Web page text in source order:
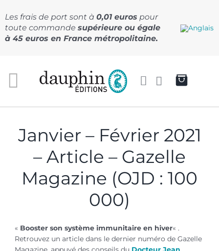
au
contenu
Les frais de port sont à 0,01 euros pour
toute commande supérieure ou égale
à 45 euros en France métropolitaine.
Janvier – Février 2021
– Article – Gazelle
Magazine (OJD : 100
000)
« Booster son système immunitaire en hiver« .
Retrouvez un article dans le dernier numéro de Gazelle